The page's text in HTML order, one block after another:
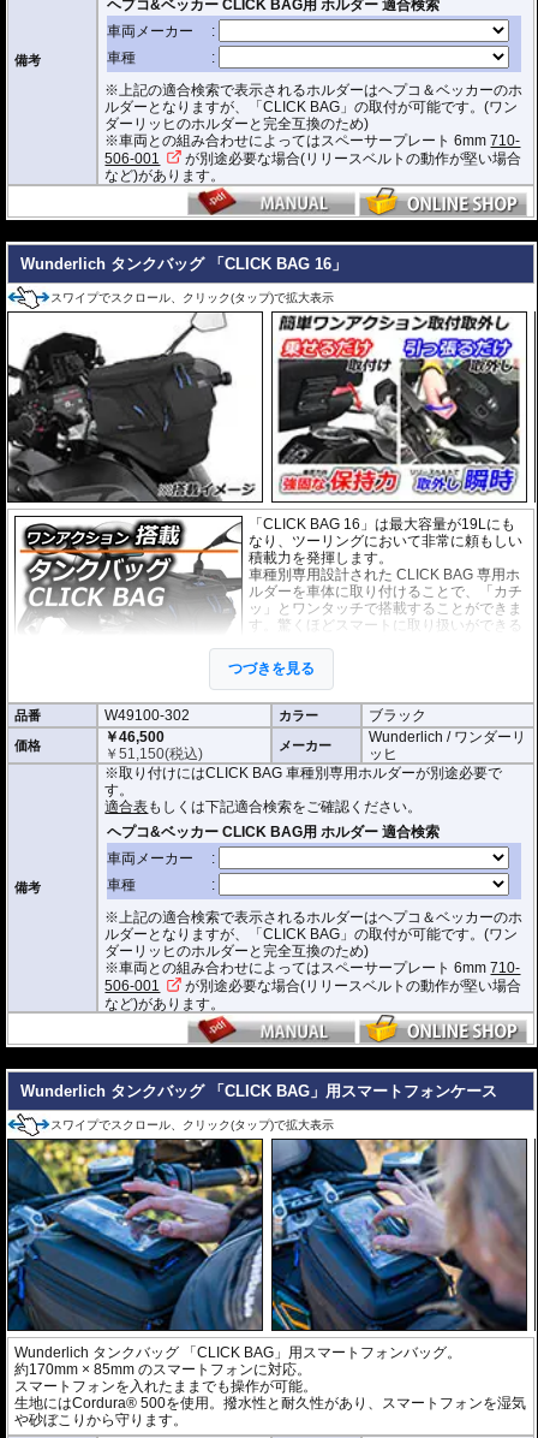
バッグをホルダーから取り外す時もレシーバーのストラップを引くだけ。給
油時も邪魔になりません。
オプションでスペーサー
をご用意しております。タンクとタンクバッグのク
リアランスの調節が可能です。
サイド3箇所に収納ポケットを装備。
容量 : 約11L(拡張時14L)
D x W x H(cm) : 約 35 x 28 x 20(拡張時:24)
※サイズ/画像からハンドルなどと干渉しないことをあらかじめご確認の上お求
めください。
備考
※上記の適合検索で表示されるホルダーはヘプコ＆ベッカーのホ
ルダーとなりますが、「CLICK BAG」の取付が可能です。(ワン
ダーリッヒのホルダーと完全互換のため)
※車両との組み合わせによってはスペーサープレート 6mm710-
506-001
が別途必要な場合(リリースベルトの動作が堅い場合
など)があります。
Wunderlich タンクバッグ 「CLICK BAG 16」
スワイプでスクロール、クリック(タップ)で拡大表示
「CLICK BAG 16」は最大容量が19Lにも
なり、ツーリングにおいて非常に頼もしい
積載力を発揮します。
車種別専用設計された CLICK BAG 専用ホ
ルダーを車体に取り付けることで、「カチ
ッ」とワンタッチで搭載することができま
す。驚くほどスマートに取り扱いができる
現。
撥水加工が施された耐久性が非常に高い生
地を採用。
形状保持設計で、中身が空の状態でも型崩れせず、高速走行におけるバタつ
きを防ぎます。
防水インナー、防水ジッパーを装備しており、高い防水性能を有しておりま
す。(完全防水を保証するものではありません)
ジッパーにはタグが付けられており、グローブを付けたままでも簡単に開け
閉めできます。
バッグをホルダーから取り外す時もレシーバーのストラップを引くだけ。給
油時も邪魔になりません。
オプションでスペーサー
をご用意しております。タンクとタンクバッグのク
リアランスの調節が可能です。
サイド3箇所に収納ポケットを装備。
容量 : 約16L(拡張時19L)
D x W x H(cm) : 約 40 x 32.5 x 29.5(拡張時:34)
※サイズ/画像からハンドルなどと干渉しないことをあらかじめご確認の上お求
めください。
つづきを見る
品番 W49100-302 カラー ブラック
価格
￥46,500
￥51,150(税込) メーカー
Wunderlich / ワンダーリ
ッヒ
備考
※取り付けにはCLICK BAG 車種別専用ホルダーが別途必要で
す。
適合表もしくは下記適合検索をご確認ください。
※上記の適合検索で表示されるホルダーはヘプコ＆ベッカーのホ
ルダーとなりますが、「CLICK BAG」の取付が可能です。(ワン
ダーリッヒのホルダーと完全互換のため)
※車両との組み合わせによってはスペーサープレート 6mm710-
506-001
が別途必要な場合(リリースベルトの動作が堅い場合
など)があります。
Wunderlich タンクバッグ 「CLICK BAG」用スマートフォンケース
スワイプでスクロール、クリック(タップ)で拡大表示
Wunderlich タンクバッグ 「CLICK BAG」用スマートフォンバッグ。
約170mm × 85mm のスマートフォンに対応。
スマートフォンを入れたままでも操作が可能。
生地にはCordura® 500を使用。撥水性と耐久性があり、スマートフォンを湿気
や砂ぼこりから守ります。